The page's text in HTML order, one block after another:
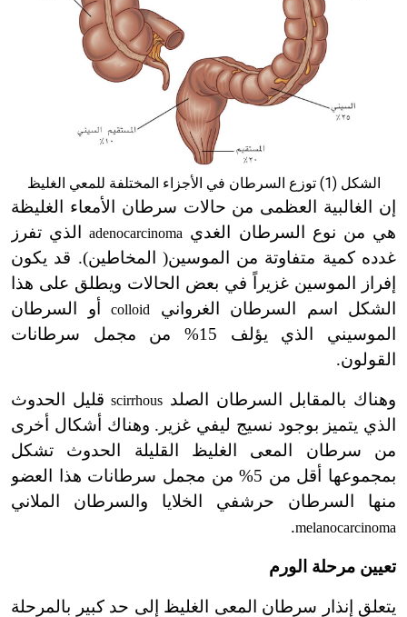
الشكل (1) توزع السرطان في الأجزاء المختلفة للمعي الغليظ
إن الغالبية العظمى من حالات سرطان الأمعاء الغليظة
هي من نوع السرطان الغدي adenocarcinomaالذي تفرز
غدده كمية متفاوتة من الموسين( المخاطين). قد يكون
إفراز الموسين غزيراً في بعض الحالات ويطلق على هذا
الشكل اسم السرطان الغرواني
colloid
أو السرطان
الموسيني الذي يؤلف 15% من مجمل سرطانات
القولون.
وهناك بالمقابل السرطان الصلد scirrhousقليل الحدوث
الذي يتميز بوجود نسيج ليفي غزير. وهناك أشكال أخرى
من سرطان المعى الغليظ القليلة الحدوث تشكل
بمجموعها أقل من 5% من مجمل سرطانات هذا العضو
منها السرطان حرشفي الخلايا والسرطان الملاني
melanocarcinoma
.
تعيين مرحلة الورم
يتعلق إنذار سرطان المعى الغليظ إلى حد كبير بالمرحلة